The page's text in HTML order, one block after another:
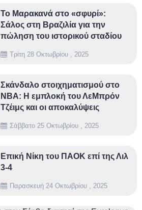
Τρίτη 28 Οκτωβρίου , 2025
Το Μαρακανά στο «σφυρί»:
Σάλος στη Βραζιλία για την
πώληση του ιστορικού σταδίου
Σάββατο 25 Οκτωβρίου , 2025
Σκάνδαλο στοιχηματισμού στο
NBA: Η εμπλοκή του ΛεΜπρόν
Τζέιμς και οι αποκαλύψεις
Παρασκευή 24 Οκτωβρίου , 2025
Επική Νίκη του ΠΑΟΚ επί της Λιλ
3-4